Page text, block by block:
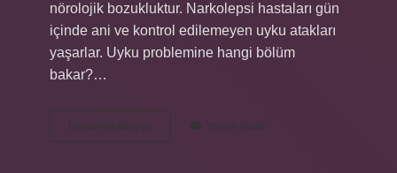
nörolojik bozukluktur. Narkolepsi hastaları gün
içinde ani ve kontrol edilemeyen uyku atakları
yaşarlar. Uyku problemine hangi bölüm
bakar?…
Devamını okuyun
Hastalıkları
Yorum Bırak